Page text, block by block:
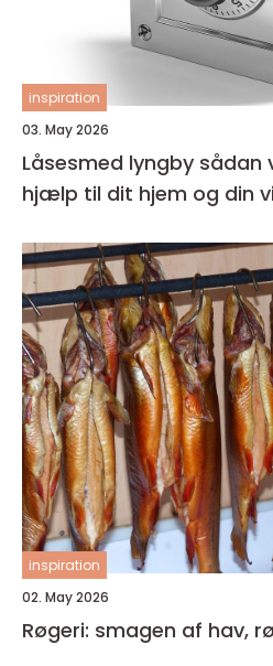
inspiration
03. May 2026
Låsesmed lyngby sådan vælger du den rette
hjælp til dit hjem og din
inspiration
02. May 2026
Røgeri: smagen af hav,